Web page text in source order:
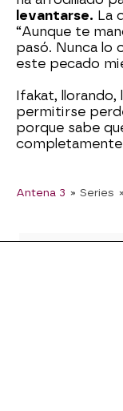
levantarse. La
“Aunque te
pasó. Nunca lo
este pecado
Ifakat,
permitirse
porque sabe
completamente
Antena 3 » Series